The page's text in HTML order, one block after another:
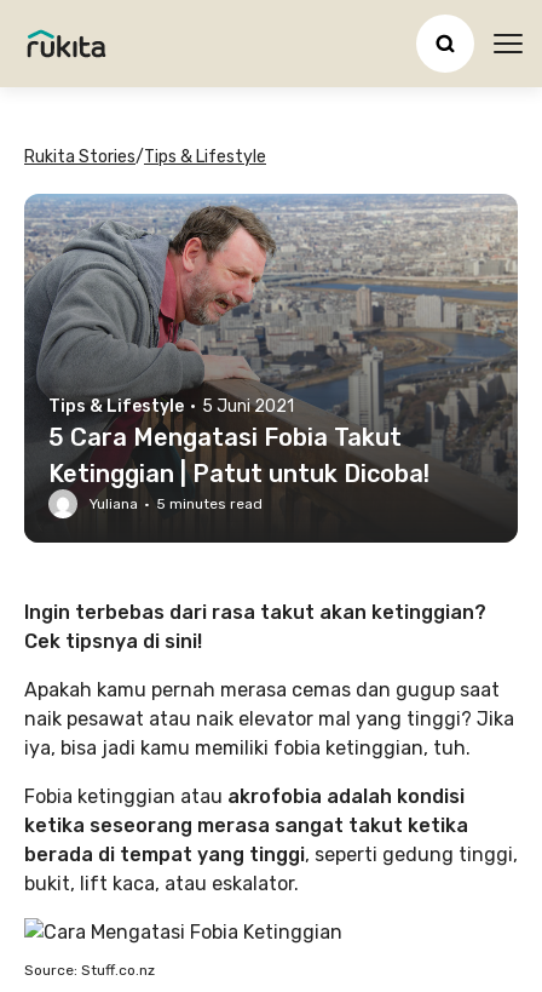
Rukita Stories/Tips & Lifestyle
Tips & Lifestyle · 5 Juni 2021
5 Cara Mengatasi Fobia Takut
Ketinggian | Patut untuk Dicoba!
Yuliana · 5 minutes read
Ingin terbebas dari rasa takut akan ketinggian?
Cek tipsnya di sini!
Apakah kamu pernah merasa cemas dan gugup saat
naik pesawat atau naik elevator mal yang tinggi? Jika
iya, bisa jadi kamu memiliki fobia ketinggian, tuh.
Fobia ketinggian atau akrofobia adalah kondisi
ketika seseorang merasa sangat takut ketika
berada di tempat yang tinggi, seperti gedung tinggi,
bukit, lift kaca, atau eskalator.
Source: Stuff.co.nz